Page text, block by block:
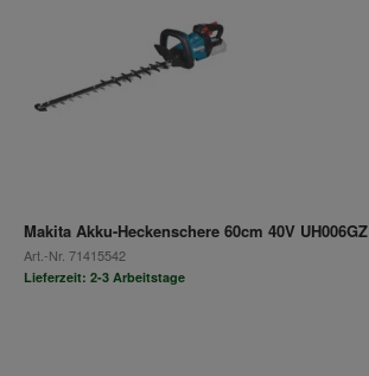
Makita Akku-Heckenschere 60cm 40V UH006GZ
Art.-Nr. 71415542
Lieferzeit: 2-3 Arbeitstage